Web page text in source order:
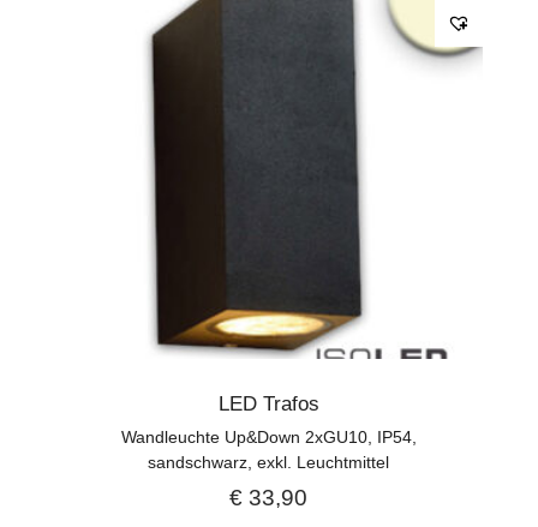
LED Trafos
Wandleuchte Up&Down 2xGU10, IP54,
sandschwarz, exkl. Leuchtmittel
€ 33,90